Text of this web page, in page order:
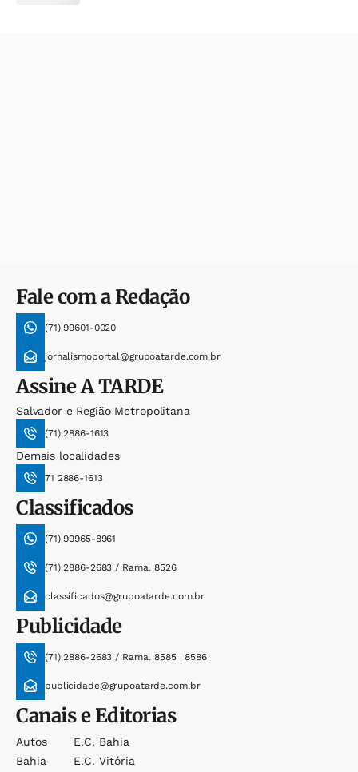
Fale com a Redação
(71) 99601-0020
jornalismoportal@grupoatarde.com.br
AssineA TARDE
Salvador e Região Metropolitana
(71) 2886-1613
Demais localidades
71 2886-1613
Classificados
(71) 99965-8961
(71) 2886-2683 / Ramal 8526
classificados@grupoatarde.com.br
Publicidade
(71) 2886-2683 / Ramal 8585 | 8586
publicidade@grupoatarde.com.br
Canais e Editorias
Autos
Bahia
E.c. Bahia
E.c. Vitória